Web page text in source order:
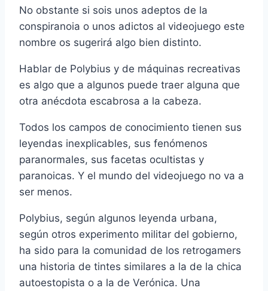
No obstante si sois unos adeptos de la
conspiranoia o unos adictos al videojuego este
nombre os sugerirá algo bien distinto.
Hablar de Polybius y de máquinas recreativas
es algo que a algunos puede traer alguna que
otra anécdota escabrosa a la cabeza.
Todos los campos de conocimiento tienen sus
leyendas inexplicables, sus fenómenos
paranormales, sus facetas ocultistas y
paranoicas. Y el mundo del videojuego no va a
ser menos.
Polybius, según algunos leyenda urbana,
según otros experimento militar del gobierno,
ha sido para la comunidad de los retrogamers
una historia de tintes similares a la de la chica
autoestopista o a la de Verónica. Una